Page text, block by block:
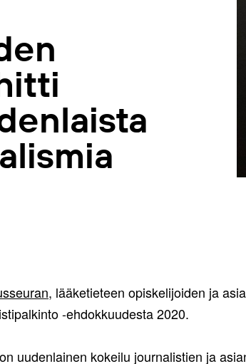
, lääketieteen opiskelijoiden ja
-ehdokkuudesta 2020.
uudenlainen kokeilu journalistien ja